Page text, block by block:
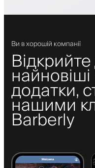
Ви в хорошій компанії
додатки,
нашими
Barberly